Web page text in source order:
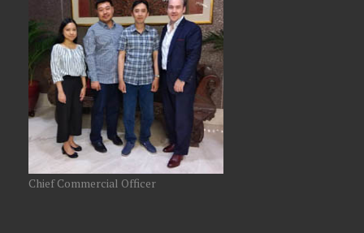
Chief Commercial Officer